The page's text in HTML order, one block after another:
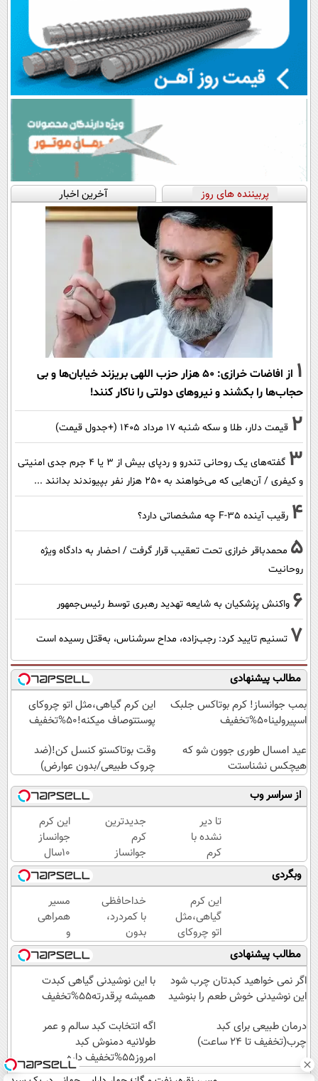
پربیننده های روز آخرین اخبار
1
از افاضات خرازی: ۵۰ هزار حزب اللهی بریزند خیابان‌ها و بی
حجاب‌ها را بکشند و نیرو‌های دولتی را ناکار کنند!
2 قیمت دلار، طلا و سکه شنبه ۱۷ مرداد ۱۴۰۵ (+جدول قیمت)
3
گفته‌های یک روحانی تندرو و ردپای بیش از ۳ یا ۴ جرم جدی امنیتی
و کیفری / آن‌هایی که می‌خواهند به ۲۵۰ هزار نفر بپیوندند بدانند ...
4 رقیب آینده F-35 چه مشخصاتی دارد؟
5 محمدباقر خرازی تحت تعقیب قرار گرفت / احضار به دادگاه ویژه
روحانیت
6 واکنش پزشکیان به شایعه تهدید رهبری توسط رئیس‌جمهور
7 تسنیم تایید کرد: رجب‌زاده، مداح سرشناس، به‌قتل رسیده است
مطالب پیشنهادی
بمب جوانساز! کرم بوتاکس جلبک
اسپیرولینا50%تخفیف
این کرم گیاهی،مثل اتو چروکای
پوستتوصاف میکنه!50%تخفیف
عید امسال طوری جوون شو که
هیچکس نشناستت
وقت بوتاکستو کنسل کن!(ضد
چروک طبیعی/بدون عوارض)
از سراسر وب
تا دیر
نشده با
کرم
ضدچروک
جلبک
پوستتو
صاف و
آینه ای
کن!
جدیدترین
کرم
جوانساز
حاوی
جلبک
اسپیرولینا!
( لینک
خرید با
تخفیف
ویژه)
این کرم
جوانساز
10سال
سنتو
کم
میکنه
(با
تخفیف
ویژه)
وبگردی
این کرم
گیاهی،مثل
اتو چروکای
پوستتوصاف
میکنه!50%تخفیف
خداحافظی
با کمردرد،
بدون
قرص و
آمپول
مسیر
همراهی
و
گزارش
عملکرد
گروه
اسنپ
۱۴۰۴
مطالب پیشنهادی
اگر نمی خواهید کبدتان چرب شود
این نوشیدنی خوش طعم را بنوشید
با این نوشیدنی گیاهی کبدت
همیشه پرقدرته55%تخفیف
درمان طبیعی برای کبد
چرب(تخفیف تا 24 ساعت)
اگه انتخابت کبد سالم و عمر
طولانیه دمنوش کبد
امروز55%تخفیف داره